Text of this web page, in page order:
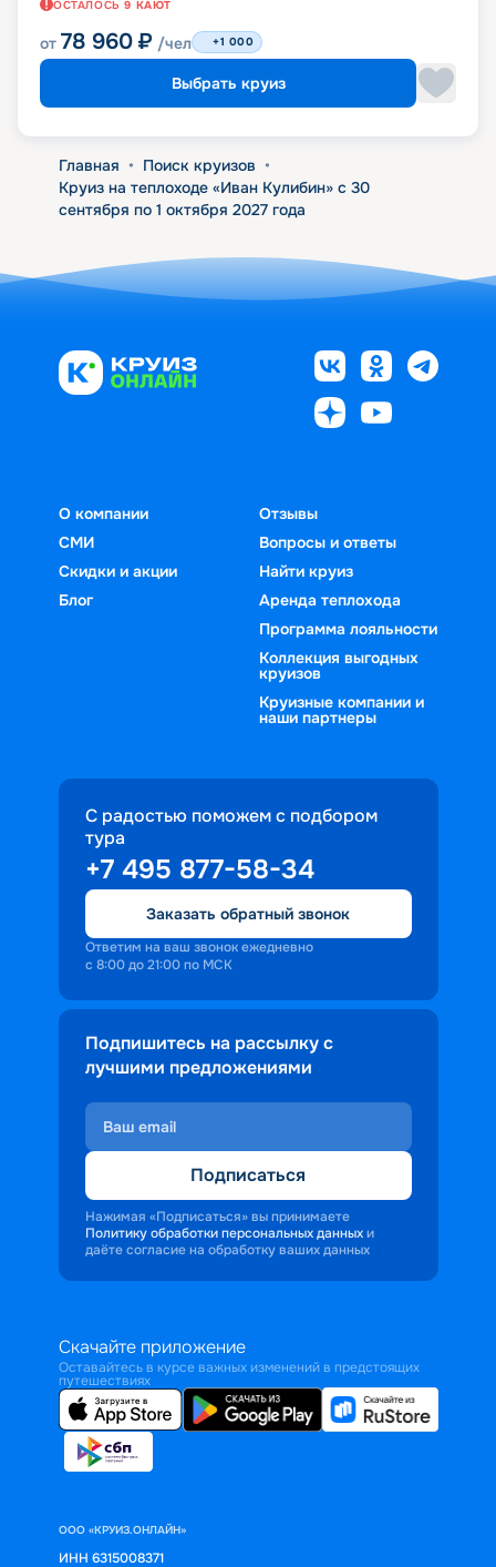
ОСТАЛОСЬ 9 КАЮТ
от 78 960 ₽ /чел +1 000
Выбрать круиз
Главная • Поиск круизов •
Круиз на теплоходе «Иван Кулибин» с 30
сентября по 1 октября 2027 года
О компании
СМИ
Скидки и акции
Блог
Отзывы
Вопросы и ответы
Найти круиз
Аренда теплохода
Программа лояльности
Коллекция выгодных
круизов
Круизные компании и
наши партнеры
С радостью поможем с подбором
тура
+7 495 877-58-34
Заказать обратный звонок
Ответим на ваш звонок ежедневно
с 8:00 до 21:00 по МСК
Подпишитесь на рассылку с
лучшими предложениями
Подписаться
Нажимая «Подписаться» вы принимаете
Политику обработки персональных данных и
даёте согласие на обработку ваших данных
Скачайте приложение
Оставайтесь в курсе важных изменений в предстоящих
путешествиях
ООО «КРУИЗ.ОНЛАЙН»
ИНН 6315008371